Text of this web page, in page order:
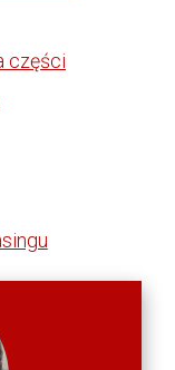
części